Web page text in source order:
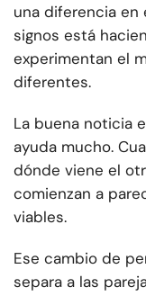
una diferencia en
signos está
experimentan el
diferentes.
La buena noticia
ayuda mucho.
dónde viene el
comienzan a
viables.
Ese cambio de
separa a las